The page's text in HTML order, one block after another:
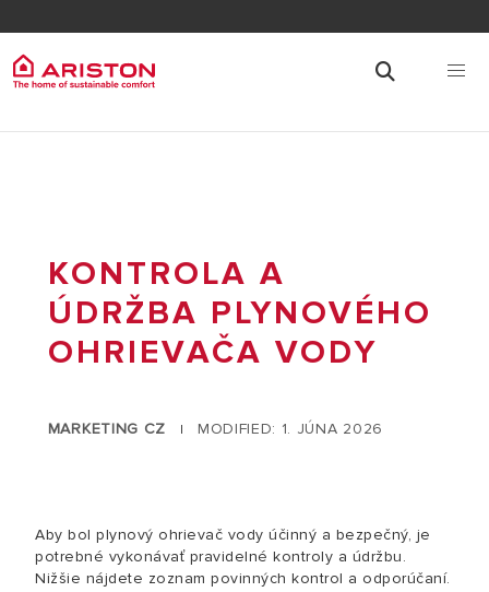
KONTROLA A
ÚDRŽBA PLYNOVÉHO
OHRIEVAČA VODY
MARKETING CZ | MODIFIED: 1. JÚNA 2026
Aby bol plynový ohrievač vody účinný a bezpečný, je
potrebné vykonávať pravidelné kontroly a údržbu.
Nižšie nájdete zoznam povinných kontrol a odporúčaní.